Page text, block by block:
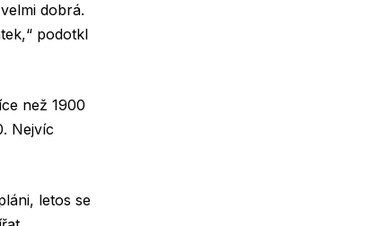
dobrá.
podotkl
než 1900
Nejvíc
letos se